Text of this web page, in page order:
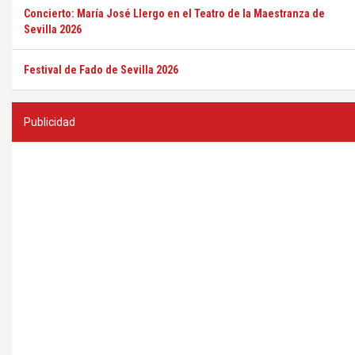
Concierto: María José Llergo en el Teatro de la Maestranza de
Sevilla 2026
Festival de Fado de Sevilla 2026
Publicidad